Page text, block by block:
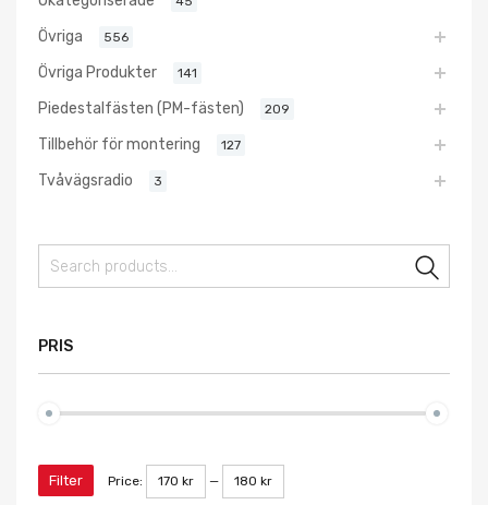
Övriga 556
Övriga Produkter 141
Piedestalfästen (PM-fästen) 209
Tillbehör för montering 127
Tvåvägsradio 3
PRIS
Filter Price: 170 kr — 180 kr